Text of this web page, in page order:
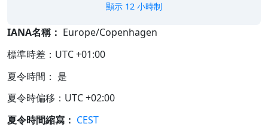
顯示 12 小時制
IANA名稱： Europe/Copenhagen
標準時差：UTC +01:00
夏令時間： 是
夏令時偏移：UTC +02:00
夏令時間縮寫： CEST